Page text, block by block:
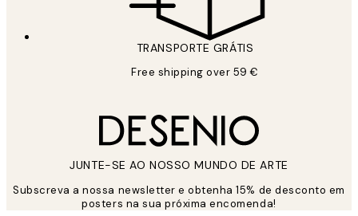
TRANSPORTE GRÁTIS
Free shipping over 59 €
JUNTE-SE AO NOSSO MUNDO DE ARTE
Subscreva a nossa newsletter e obtenha 15% de desconto em
posters na sua próxima encomenda!